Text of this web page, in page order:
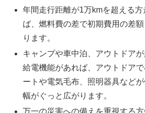
年間走行距離が1万kmを超える
ば、燃料費の差で初期費用の差
ります。
キャンプや車中泊、アウトドア
給電機能があれば、アウトドア
ートや電気毛布、照明器具など
幅がぐっと広がります。